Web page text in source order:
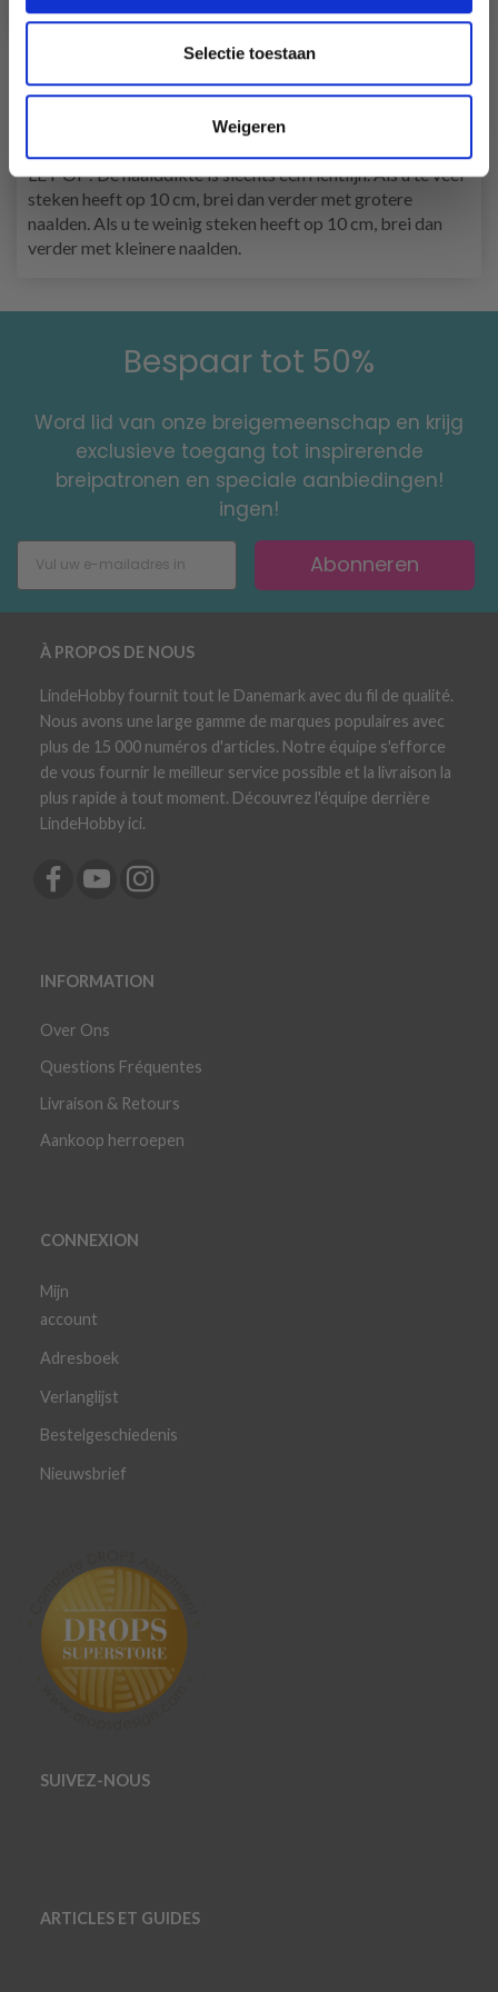
Selectie toestaan
Weigeren
De techniekMAGIC LOOPkan gebruikt worden – u heeft
dan alleen een rondbreinaald van 80 cm nodig in elke maat.
STEKENVERHOUDING:
17 steken in de breedte en 22 naalden in de hoogte
LET OP! De naalddikte is slechts een richtlijn. Als u te veel
steken heeft op 10 cm, brei dan verder met grotere
naalden. Als u te weinig steken heeft op 10 cm, brei dan
verder met kleinere naalden.
Bespaar tot 50%
Word lid van onze breigemeenschap en krijg
exclusieve toegang tot inspirerende
breipatronen en speciale aanbiedingen!
ingen!
Abonneren
À PROPOS DE NOUS
LindeHobby fournit tout le Danemark avec du fil de qualité.
Nous avons une large gamme de marques populaires avec
plus de 15 000 numéros d'articles. Notre équipe s'efforce
de vous fournir le meilleur service possible et la livraison la
plus rapide à tout moment. Découvrez l'équipe derrière
LindeHobby ici.
INFORMATION
Over Ons
Questions Fréquentes
Livraison & Retours
Aankoop herroepen
CONNEXION
Mijn
account
Adresboek
Verlanglijst
Bestelgeschiedenis
Nieuwsbrief
SUIVEZ-NOUS
ARTICLES ET GUIDES